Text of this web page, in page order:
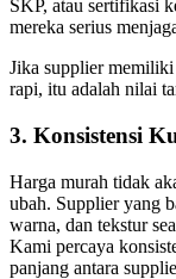
SKP, atau sertifikasi
mereka serius
Jika supplier memiliki
rapi, itu adalah nilai
3. Konsistensi
Harga murah tidak
ubah. Supplier yang
warna, dan tekstur
Kami percaya
panjang antara